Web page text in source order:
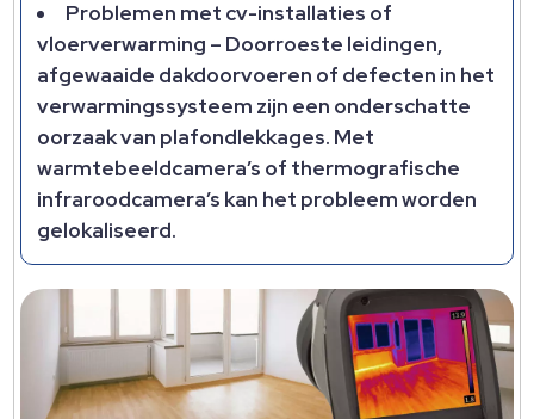
Problemen met cv-installaties of
vloerverwarming – Doorroeste leidingen,
afgewaaide dakdoorvoeren of defecten in het
verwarmingssysteem zijn een onderschatte
oorzaak van plafondlekkages. Met
warmtebeeldcamera’s of thermografische
infraroodcamera’s kan het probleem worden
gelokaliseerd.